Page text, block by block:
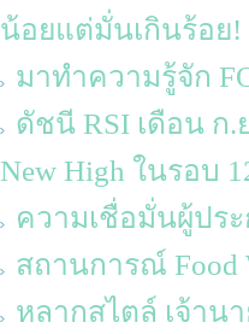
น้อยแต่มั่นเกินร้อย!
มาทำความรู้จัก
ดัชนี RSI เดือน ก
New High ในรอบ
ความเชื่อมั่นผู้ปร
สถานการณ์ Food
หลากสไตล์ เจ้าน